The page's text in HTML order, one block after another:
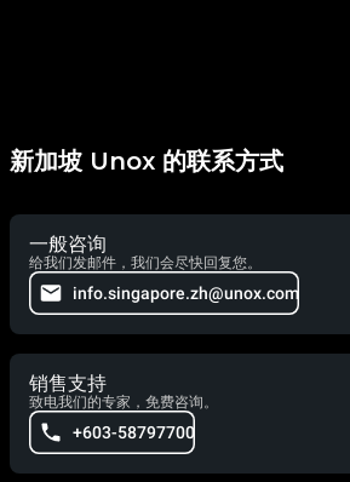
新加坡 Unox 的联系方式
一般咨询
给我们发邮件，我们会尽快回复您。
info.singapore.zh@unox.com
销售支持
致电我们的专家，免费咨询。
+603-58797700